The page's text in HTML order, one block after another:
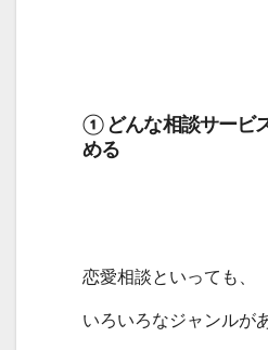
① どんな相談サービ
める
恋愛相談といっても、
いろいろなジャンルが